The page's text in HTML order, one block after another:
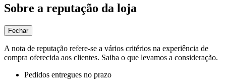
Sobre a reputação da loja
Fechar
A nota de reputação refere-se a vários critérios na experiência de
compra oferecida aos clientes. Saiba o que levamos a consideração.
Pedidos entregues no prazo